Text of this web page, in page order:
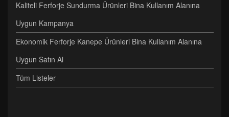
Kaliteli Ferforje Sundurma Ürünleri Bina Kullanım Alanına
Uygun Kampanya
Ekonomik Ferforje Kanepe Ürünleri Bina Kullanım Alanına
Uygun Satın Al
Tüm Listeler